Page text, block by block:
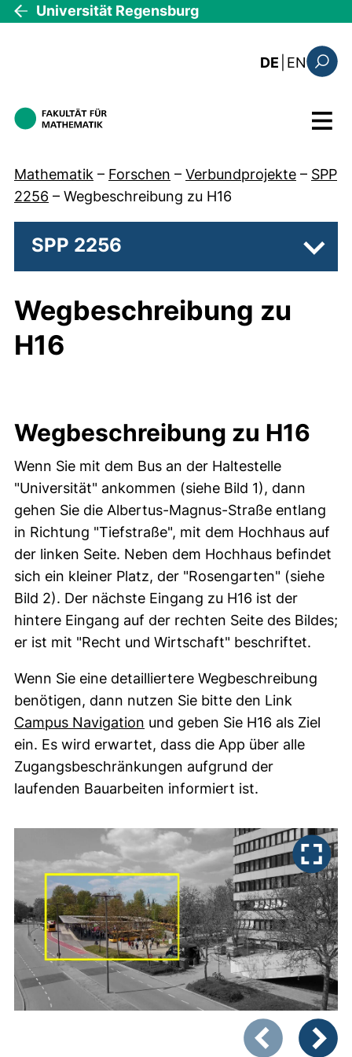
Direkt zum Inhalt
Universität Regensburg
DE EN: this
Menü
Mathematik – Forschen – Verbundprojekte – SPP
2256 – Wegbeschreibung zu H16
SPP 2256
Wegbeschreibung zu
H16
Wegbeschreibung zu H16
Wenn Sie mit dem Bus an der Haltestelle
"Universität" ankommen (siehe Bild 1), dann
gehen Sie die Albertus-Magnus-Straße entlang
in Richtung "Tiefstraße", mit dem Hochhaus auf
der linken Seite. Neben dem Hochhaus befindet
sich ein kleiner Platz, der "Rosengarten" (siehe
Bild 2). Der nächste Eingang zu H16 ist der
hintere Eingang auf der rechten Seite des Bildes;
er ist mit "Recht und Wirtschaft" beschriftet.
Wenn Sie eine detailliertere Wegbeschreibung
benötigen, dann nutzen Sie bitte den Link
Campus Navigation (externer Link, öffnet neues
und geben Sie H16 als Ziel
ein. Es wird erwartet, dass die App über alle
Zugangsbeschränkungen aufgrund der
laufenden Bauarbeiten informiert ist.
Zeigt Folie 1